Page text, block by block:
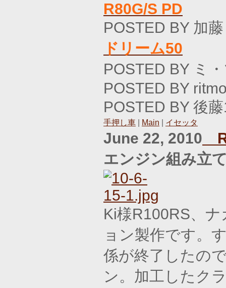
R80G/S PD
POSTED BY 加
ドリーム50
POSTED BY ミ
POSTED BY
POSTED BY 後
手押し車 Main イセッタ
June 22, 2010
エンジン組み立
Ki様R100RS、
ョン製作です。
係が終了したの
ン。加工したク